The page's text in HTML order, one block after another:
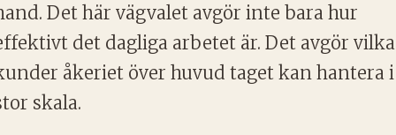
Det här vägvalet avgör inte bara hur
det dagliga arbetet är. Det avgör vilka
åkeriet över huvud taget kan hantera i
skala.